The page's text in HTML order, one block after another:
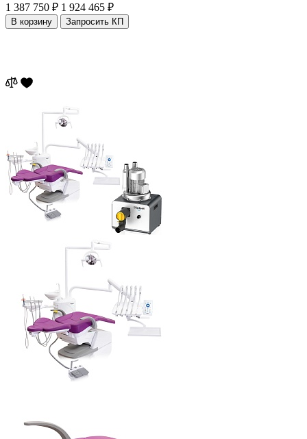
1 387 750 ₽ 1 924 465 ₽
В корзину Запросить КП